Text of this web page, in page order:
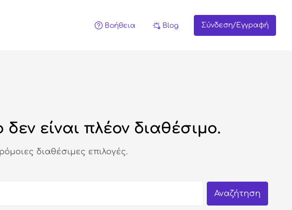
Βοήθεια Blog Σύνδεση/Εγγραφή
είναι πλέον διαθέσιμο.
διαθέσιμες επιλογές.
Αναζήτηση